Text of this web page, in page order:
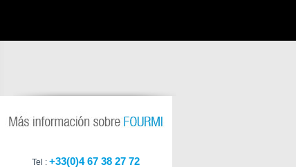
Tel : +33(0)4 67 38 27 72